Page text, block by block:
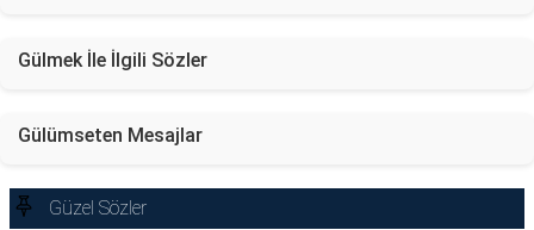
Gülmek İle İlgili Sözler
Gülümseten Mesajlar
Güzel Sözler